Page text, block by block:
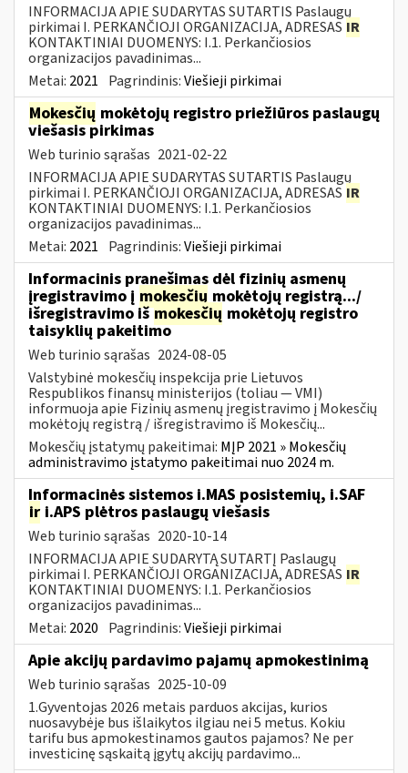
INFORMACIJA APIE SUDARYTAS SUTARTIS Paslaugų
pirkimai I. PERKANČIOJI ORGANIZACIJA, ADRESAS IR
KONTAKTINIAI DUOMENYS: I.1. Perkančiosios
organizacijos pavadinimas...
Metai: 2021 Pagrindinis:Viešieji pirkimai
Mokesčių mokėtojų registro priežiūros paslaugų
viešasis pirkimas
Web turinio sąrašas 2021-02-22
INFORMACIJA APIE SUDARYTAS SUTARTIS Paslaugų
pirkimai I. PERKANČIOJI ORGANIZACIJA, ADRESAS IR
KONTAKTINIAI DUOMENYS: I.1. Perkančiosios
organizacijos pavadinimas...
Metai: 2021 Pagrindinis:Viešieji pirkimai
Informacinis pranešimas dėl fizinių asmenų
įregistravimo į mokesčių mokėtojų registrą.../
išregistravimo išmokesčių mokėtojų registro
taisyklių pakeitimo
Web turinio sąrašas 2024-08-05
Valstybinė mokesčių inspekcija prie Lietuvos
Respublikos finansų ministerijos (toliau — VMI)
informuoja apie Fizinių asmenų įregistravimo į Mokesčių
mokėtojų registrą / išregistravimo iš Mokesčių...
Mokesčių įstatymų pakeitimai: MĮP 2021 » Mokesčių
administravimo įstatymo pakeitimai nuo 2024 m.
Informacinės sistemos i.MAS posistemių, i.SAF
ir i.APS plėtros paslaugų viešasis
Web turinio sąrašas 2020-10-14
INFORMACIJA APIE SUDARYTĄ SUTARTĮ Paslaugų
pirkimai I. PERKANČIOJI ORGANIZACIJA, ADRESAS IR
KONTAKTINIAI DUOMENYS: I.1. Perkančiosios
organizacijos pavadinimas...
Metai: 2020 Pagrindinis:Viešieji pirkimai
Apie akcijų pardavimo pajamų apmokestinimą
Web turinio sąrašas 2025-10-09
1.Gyventojas 2026 metais parduos akcijas, kurios
nuosavybėje bus išlaikytos ilgiau nei 5 metus. Kokiu
tarifu bus apmokestinamos gautos pajamos? Ne per
investicinę sąskaitą įgytų akcijų pardavimo...